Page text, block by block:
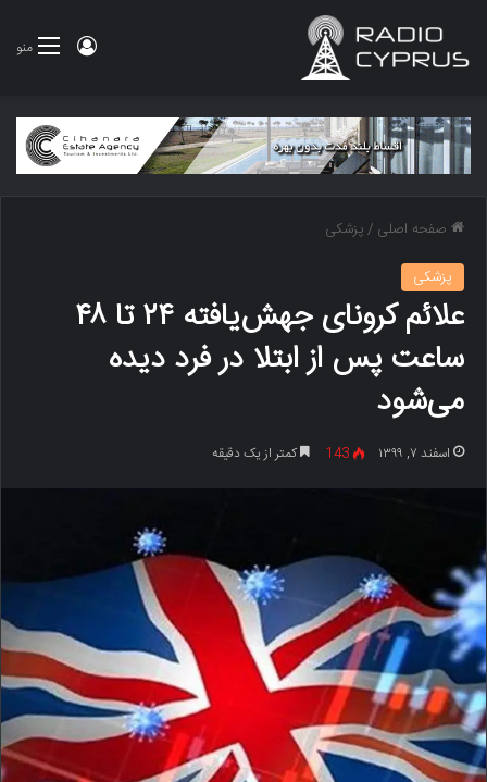
منو ورود
صفحه اصلی /پزشکی
پزشکی
علائم کرونای جهش‌یافته ۲۴ تا ۴۸
ساعت پس از ابتلا در فرد دیده
می‌شود
اسفند ۷, ۱۳۹۹ 143 کمتر از یک دقیقه